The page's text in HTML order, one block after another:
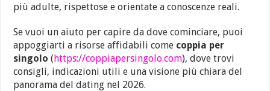
più adulte, rispettose e orientate a conoscenze reali.
Se vuoi un aiuto per capire da dove cominciare, puoi
appoggiarti a risorse affidabili come coppia per
singolo (https://coppiapersingolo.com), dove trovi
consigli, indicazioni utili e una visione più chiara del
panorama del dating nel 2026.